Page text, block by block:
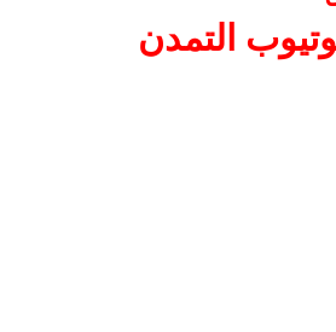
التمدن